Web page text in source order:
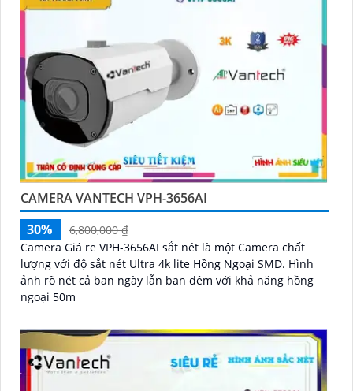
CAMERA VANTECH VPH-3656AI
30%
6,800,000 ₫
Camera Giá re VPH-3656AI sắt nét là một Camera chất
lượng với độ sắt nét Ultra 4k lite Hồng Ngoại SMD. Hình
ảnh rõ nét cả ban ngày lẫn ban đêm với khả năng hồng
ngoại 50m